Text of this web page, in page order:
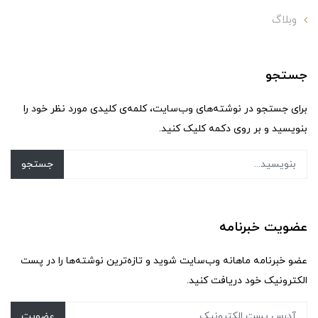
وبلاگ
جستجو
برای جستجو در نوشته‌های وب‌سایت، کلمه‌ی کلیدی مورد نظر خود را
بنویسید و بر روی دکمه کلیک کنید.
جستجو
عضویت خبرنامه
عضو خبرنامه ماهانه وب‌سایت شوید و تازه‌ترین نوشته‌ها را در پست
الکترونیک خود دریافت کنید.